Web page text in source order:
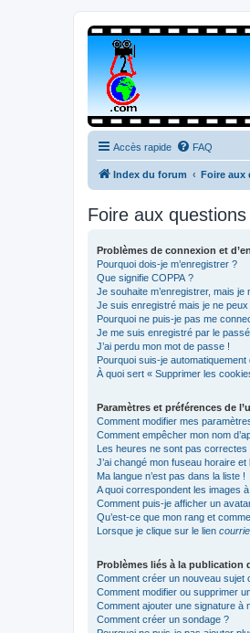
Accès rapide FAQ
Index du forum Foire aux
Foire aux
Problèmes de connexion et
Pourquoi dois-je m’enregistrer ?
Que signifie COPPA ?
Je souhaite m’enregistrer, mais je
Je suis enregistré mais je ne
Pourquoi ne puis-je pas me
Je me suis enregistré par le
J’ai perdu mon mot de passe !
Pourquoi suis-je
À quoi sert « Supprimer les
Paramètres et préférences de
Comment modifier mes
Comment empêcher mon nom
Les heures ne sont pas correctes
J’ai changé mon fuseau horaire
Ma langue n’est pas dans la liste !
A quoi correspondent les images
Comment puis-je afficher un
Qu’est-ce que mon rang et
Lorsque je clique sur le lien
Problèmes liés à la publication
Comment créer un nouveau sujet
Comment modifier ou supprimer
Comment ajouter une signature à
Comment créer un sondage ?